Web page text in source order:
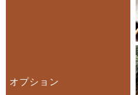
オプション